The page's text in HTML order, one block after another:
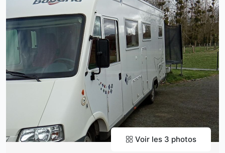
Voir les 3 photos